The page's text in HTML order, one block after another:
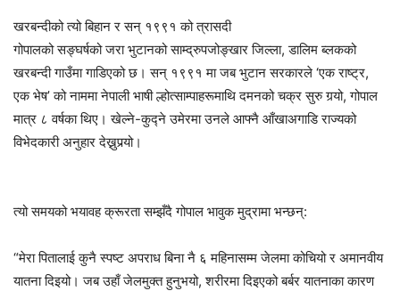
खरबन्दीको त्यो बिहान र सन् १९९१ को त्रासदी
गोपालको सङ्घर्षको जरा भुटानको साम्द्रुपजोङ्खार जिल्ला, डालिम ब्लकको
खरबन्दी गाउँमा गाडिएको छ। सन् १९९१ मा जब भुटान सरकारले ‘एक राष्ट्र,
एक भेष’ को नाममा नेपाली भाषी ल्होत्साम्पाहरूमाथि दमनको चक्र सुरु गर्‍यो, गोपाल
मात्र ८ वर्षका थिए। खेल्ने-कुद्ने उमेरमा उनले आफ्नै आँखाअगाडि राज्यको
विभेदकारी अनुहार देख्नुपर्‍यो।
त्यो समयको भयावह क्रूरता सम्झँदै गोपाल भावुक मुद्रामा भन्छन्:
“मेरा पितालाई कुनै स्पष्ट अपराध बिना नै ६ महिनासम्म जेलमा कोचियो र अमानवीय
यातना दिइयो। जब उहाँ जेलमुक्त हुनुभयो, शरीरमा दिइएको बर्बर यातनाका कारण